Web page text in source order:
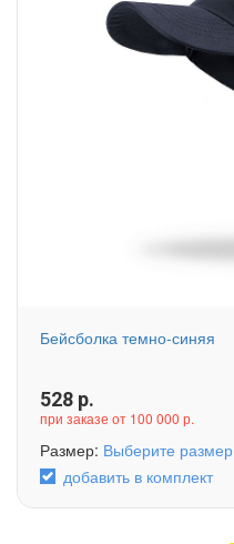
Бейсболка темно-синяя
528 р.
при заказе от 100 000 р.
Размер: Выберите размер
добавить в комплект